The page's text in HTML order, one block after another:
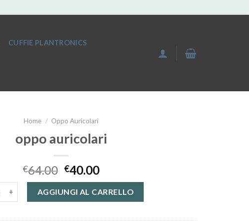
CUFFIE PLANTRONICS
Home / Oppo Auricolari
oppo auricolari
€64.00 €40.00
AGGIUNGI AL CARRELLO